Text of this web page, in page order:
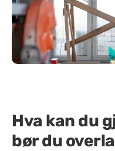
Hva kan du
bør du